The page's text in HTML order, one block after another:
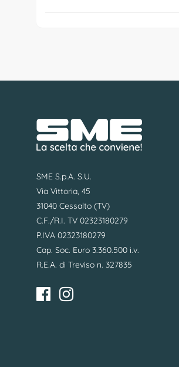
SME S.p.A. S.U.
Via Vittoria, 45
31040 Cessalto (TV)
C.F./R.I. TV 02323180279
P.IVA 02323180279
Cap. Soc. Euro 3.360.500 i.v.
R.E.A. di Treviso n. 327835